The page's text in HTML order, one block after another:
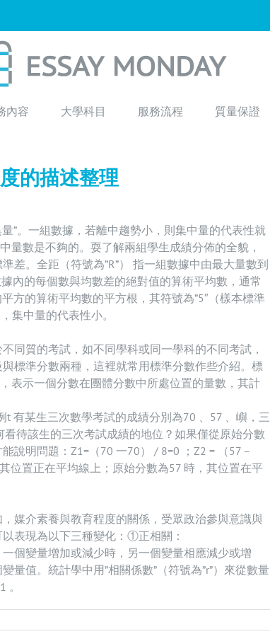
內容 大學科目 服務流程 質量保證
的描述整理
”。一組數據，若離中趨勢小，則集中量的代表性就
量數是不夠的。耍了解兩組學生成績分佈的全貌，
差。全距（符號為”R”） 指一組數據中由最大量數到
內的每個數與均數差的絕對值的算術平均數，通常
方的算術平均數的平方根，其符號為”5″（樣本標準
集中量的代表性小。
同質的考試，如不同學科或同一學科的不同考試，
標準分數兩種，這裡就常用標準分數作些介紹。標
表示一個分數在團體分數中所處位置的量數，其計
t 有某生三次數學考試的成績分別為70 、57 、嶼，三
待該生的三次考試成績的地位？如果僅從原始分數
說明問題：Z1=（70 一70） / 8=0 ；Z2 = （57 –
位置正在平均線上；原始分數為57 時，其位置在平
媒介素養與教育程度的關係，受眾政治參與意識與
表現為以下三種變化：①正相關：
個變量增加或減少時，另一個變量相應減少或增
值。統計學中用”相關係數”（符號為”r”）來從數量
。